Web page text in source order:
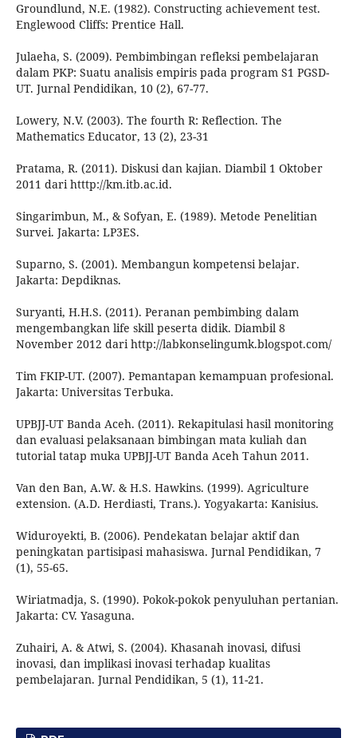
Groundlund, N.E. (1982). Constructing achievement test.
Englewood Cliffs: Prentice Hall.
Julaeha, S. (2009). Pembimbingan refleksi pembelajaran
dalam PKP: Suatu analisis empiris pada program S1 PGSD-
UT. Jurnal Pendidikan, 10 (2), 67-77.
Lowery, N.V. (2003). The fourth R: Reflection. The
Mathematics Educator, 13 (2), 23-31
Pratama, R. (2011). Diskusi dan kajian. Diambil 1 Oktober
2011 dari htttp://km.itb.ac.id.
Singarimbun, M., & Sofyan, E. (1989). Metode Penelitian
Survei. Jakarta: LP3ES.
Suparno, S. (2001). Membangun kompetensi belajar.
Jakarta: Depdiknas.
Suryanti, H.H.S. (2011). Peranan pembimbing dalam
mengembangkan life skill peserta didik. Diambil 8
November 2012 dari http://labkonselingumk.blogspot.com/
Tim FKIP-UT. (2007). Pemantapan kemampuan profesional.
Jakarta: Universitas Terbuka.
UPBJJ-UT Banda Aceh. (2011). Rekapitulasi hasil monitoring
dan evaluasi pelaksanaan bimbingan mata kuliah dan
tutorial tatap muka UPBJJ-UT Banda Aceh Tahun 2011.
Van den Ban, A.W. & H.S. Hawkins. (1999). Agriculture
extension. (A.D. Herdiasti, Trans.). Yogyakarta: Kanisius.
Widuroyekti, B. (2006). Pendekatan belajar aktif dan
peningkatan partisipasi mahasiswa. Jurnal Pendidikan, 7
(1), 55-65.
Wiriatmadja, S. (1990). Pokok-pokok penyuluhan pertanian.
Jakarta: CV. Yasaguna.
Zuhairi, A. & Atwi, S. (2004). Khasanah inovasi, difusi
inovasi, dan implikasi inovasi terhadap kualitas
pembelajaran. Jurnal Pendidikan, 5 (1), 11-21.